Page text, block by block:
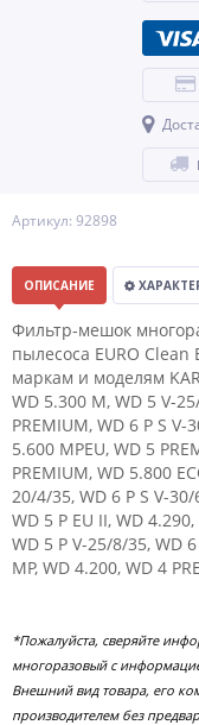
Артикул: 92898
ОПИСАНИЕ
Фильтр-мешок
пылесоса EURO
маркам и моделям
WD 5.300 M, WD 5 V-
PREMIUM, WD 6 P S
5.600 MPEU, WD 5
PREMIUM, WD 5.800
20/4/35, WD 6 P S V-
WD 5 P EU II, WD
WD 5 P V-25/8/35, WD
MP, WD 4.200, WD 4
*Пожалуйста, сверяйте
многоразовый с
Внешний вид товара, его
производителем без